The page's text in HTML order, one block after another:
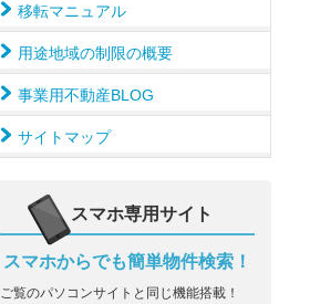
移転マニュアル
用途地域の制限の概要
事業用不動産BLOG
サイトマップ
スマホ専用サイト
スマホからでも簡単物件検索！
ご覧のパソコンサイトと同じ機能搭載！